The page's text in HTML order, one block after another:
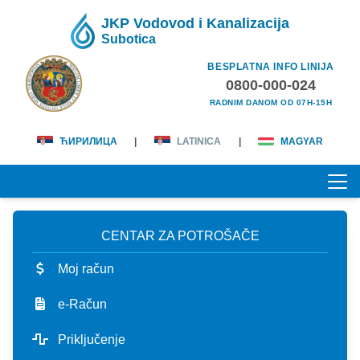
JKP Vodovod i Kanalizacija
Subotica
BESPLATNA INFO LINIJA
0800-000-024
RADNIM DANOM OD 07H-15H
ЋИРИЛИЦА LATINICA MAGYAR
POČETNA
O NAMA
lična karta
KORISNICI
CENTAR ZA POTROŠAČE
Moj račun
e-Račun
Priključenje